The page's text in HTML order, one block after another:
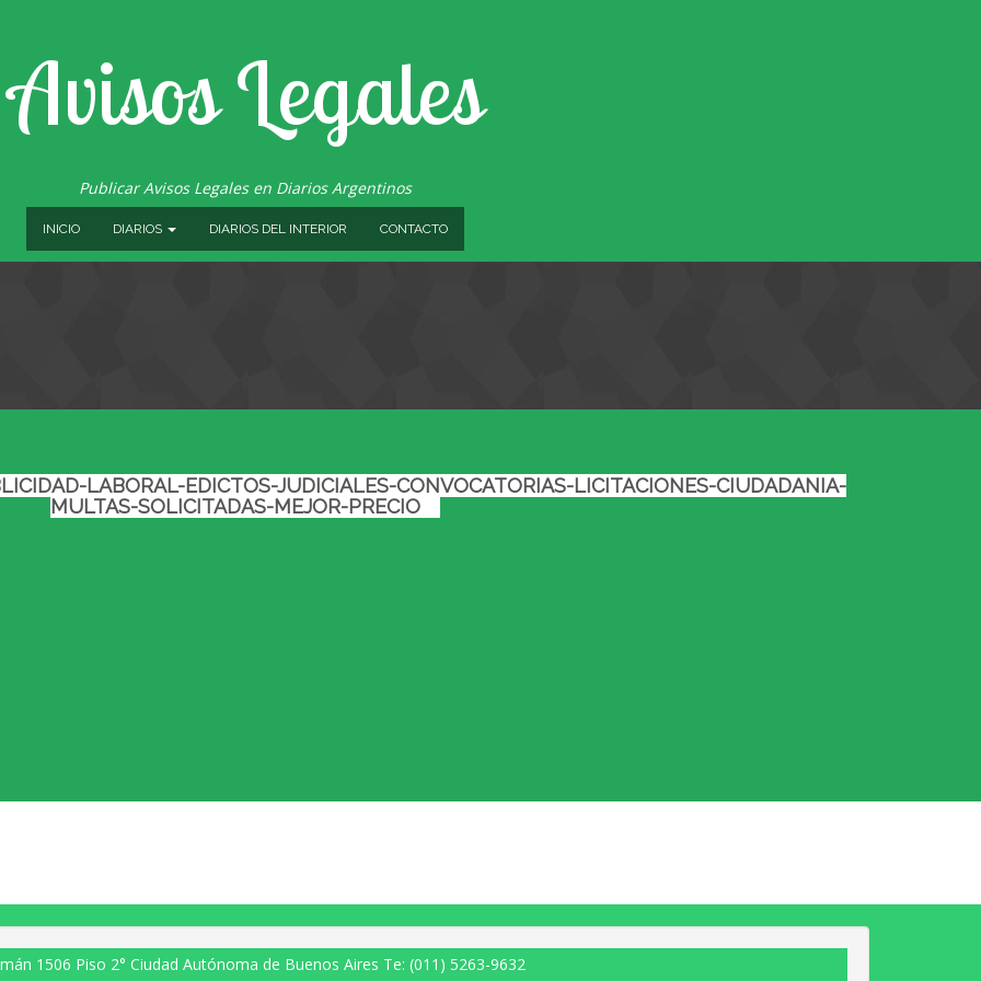
Avisos Legales
Publicar Avisos Legales en Diarios Argentinos
INICIO DIARIOS DIARIOS DEL INTERIOR CONTACTO
LABORAL-EDICTOS-JUDICIALES-CONVOCATORIAS-LICITACIONES-CIUDADANIA-
MULTAS-SOLICITADAS-MEJOR-PRECIO
1506 Piso 2° Ciudad Autónoma de Buenos Aires Te: (011) 5263-9632